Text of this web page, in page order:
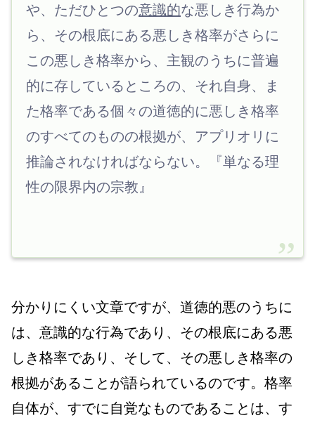
や、ただひとつの意識的な悪しき行為か
ら、その根底にある悪しき格率がさらに
この悪しき格率から、主観のうちに普遍
的に存しているところの、それ自身、ま
た格率である個々の道徳的に悪しき格率
のすべてのものの根拠が、アプリオリに
推論されなければならない。『単なる理
性の限界内の宗教』
分かりにくい文章ですが、道徳的悪のうちに
は、意識的な行為であり、その根底にある悪
しき格率であり、そして、その悪しき格率の
根拠があることが語られているのです。格率
自体が、すでに自覚なものであることは、す